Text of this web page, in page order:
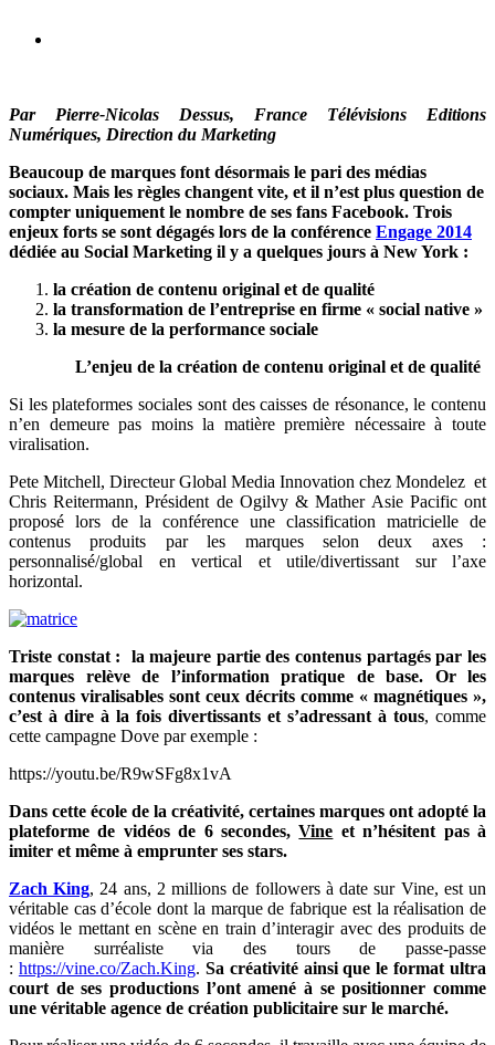
Par Pierre-Nicolas Dessus, France Télévisions Editions
Numériques, Direction du Marketing
Beaucoup de marques font désormais le pari des médias
sociaux. Mais les règles changent vite, et il n’est plus question de
compter uniquement le nombre de ses fans Facebook. Trois
enjeux forts se sont dégagés lors de la conférence Engage 2014
dédiée au Social Marketing il y a quelques jours à New York :
la création de contenu original et de qualité
la transformation de l’entreprise en firme « social native »
la mesure de la performance sociale
L’enjeu de la création de contenu original et de qualité
Si les plateformes sociales sont des caisses de résonance, le contenu
n’en demeure pas moins la matière première nécessaire à toute
viralisation.
Pete Mitchell, Directeur Global Media Innovation chez Mondelez et
Chris Reitermann, Président de Ogilvy & Mather Asie Pacific ont
proposé lors de la conférence une classification matricielle de
contenus produits par les marques selon deux axes :
personnalisé/global en vertical et utile/divertissant sur l’axe
horizontal.
Triste constat : la majeure partie des contenus partagés par les
marques relève de l’information pratique de base. Or les
contenus viralisables sont ceux décrits comme « magnétiques »,
c’est à dire à la fois divertissants et s’adressant à tous, comme
cette campagne Dove par exemple :
https://youtu.be/R9wSFg8x1vA
Dans cette école de la créativité, certaines marques ont adopté la
plateforme de vidéos de 6 secondes,Vine et n’hésitent pas à
imiter et même à emprunter ses stars.
Zach King, 24 ans, 2 millions de followers à date sur Vine, est un
véritable cas d’école dont la marque de fabrique est la réalisation de
vidéos le mettant en scène en train d’interagir avec des produits de
manière surréaliste via des tours de passe-passe
: https://vine.co/Zach.King. Sa créativité ainsi que le format ultra
court de ses productions l’ont amené à se positionner comme
une véritable agence de création publicitaire sur le marché.